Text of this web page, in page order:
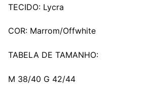
TECIDO: Lycra
COR: Marrom/Offwhite
TABELA DE TAMANHO:
M 38/40 G 42/44